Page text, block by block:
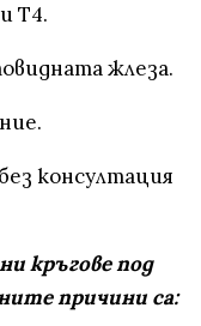
T4.
жлеза.
консултация
кръгове под
причини са: